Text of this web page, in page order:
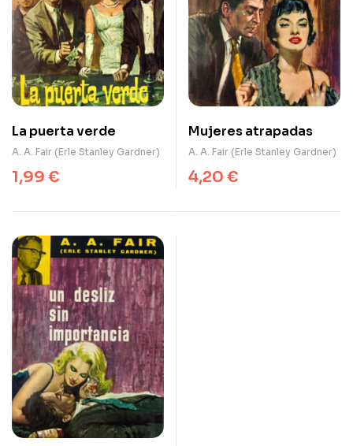
La puerta verde
A. A. Fair (Erle Stanley Gardner)
1,99 €
Mujeres atrapadas
A. A. Fair (Erle Stanley Gardner)
4,20 €